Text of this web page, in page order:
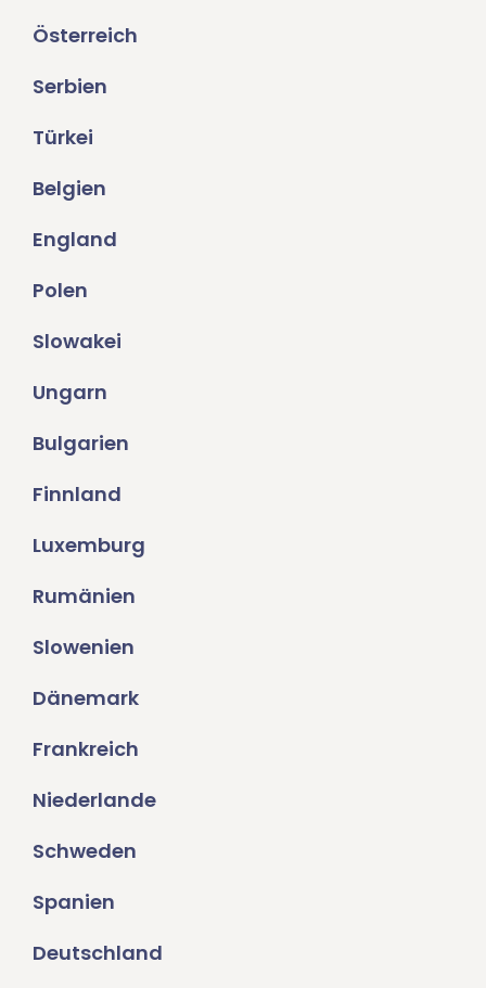
Österreich
Serbien
Türkei
Belgien
England
Polen
Slowakei
Ungarn
Bulgarien
Finnland
Luxemburg
Rumänien
Slowenien
Dänemark
Frankreich
Niederlande
Schweden
Spanien
Deutschland